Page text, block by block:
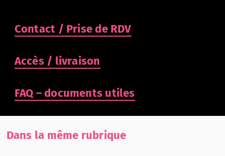
Contact / Prise de RDV
Accès / livraison
FAQ – documents utiles
Dans la même rubrique